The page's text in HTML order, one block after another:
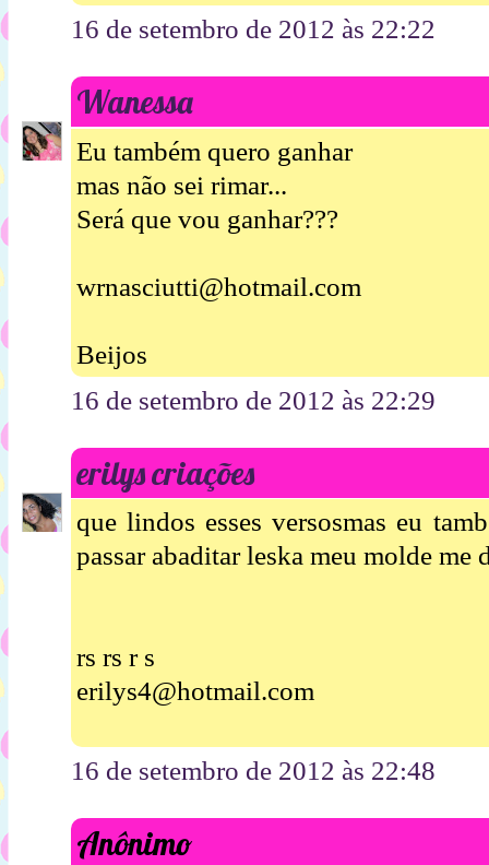
16 de setembro de 2012 às 22:22
Wanessa
Eu também quero ganhar
mas não sei rimar...
Será que vou ganhar???
wrnasciutti@hotmail.com
Beijos
16 de setembro de 2012 às 22:29
erilys criações
que lindos esses versosmas eu
passar abaditar leska meu molde me
rs rs r s
erilys4@hotmail.com
16 de setembro de 2012 às 22:48
Anônimo